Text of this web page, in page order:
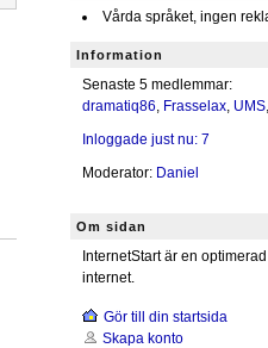
Vårda språket, ingen
Information
Senaste 5 medlemmar:
dramatiq86, Frasselax, UMS,
Inloggade just nu: 7
Moderator: Daniel
Om sidan
InternetStart är en
internet.
Gör till din startsida
Skapa konto